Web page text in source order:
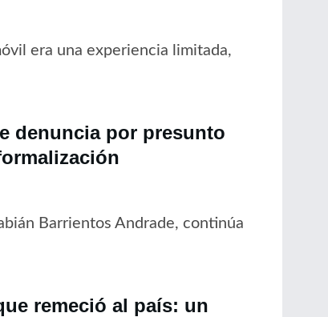
era una experiencia limitada,
denuncia por presunto
Barrientos Andrade, continúa
remeció al país: un